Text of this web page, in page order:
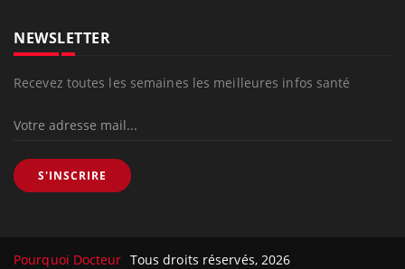
NEWSLETTER
Recevez toutes les semaines les meilleures infos santé
S'INSCRIRE
Pourquoi Docteur Tous droits réservés, 2026